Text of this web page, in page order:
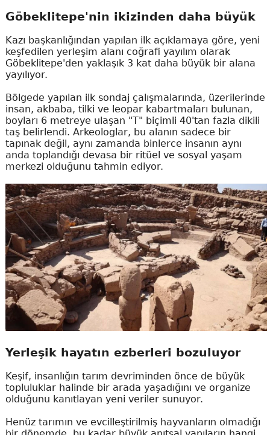
Göbeklitepe'nin ikizinden daha büyük
Kazı başkanlığından yapılan ilk açıklamaya göre, yeni
keşfedilen yerleşim alanı coğrafi yayılım olarak
Göbeklitepe'den yaklaşık 3 kat daha büyük bir alana
yayılıyor.
Bölgede yapılan ilk sondaj çalışmalarında, üzerilerinde
insan, akbaba, tilki ve leopar kabartmaları bulunan,
boyları 6 metreye ulaşan "T" biçimli 40'tan fazla dikili
taş belirlendi. Arkeologlar, bu alanın sadece bir
tapınak değil, aynı zamanda binlerce insanın aynı
anda toplandığı devasa bir ritüel ve sosyal yaşam
merkezi olduğunu tahmin ediyor.
Yerleşik hayatın ezberleri bozuluyor
Keşif, insanlığın tarım devriminden önce de büyük
topluluklar halinde bir arada yaşadığını ve organize
olduğunu kanıtlayan yeni veriler sunuyor.
Henüz tarımın ve evcilleştirilmiş hayvanların olmadığı